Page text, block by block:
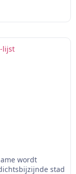
wordt
stad